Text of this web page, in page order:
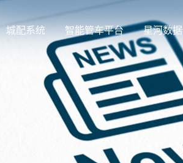
城配系统 智能管车平台 星河数